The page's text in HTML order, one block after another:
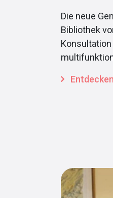
Die neue
Bibliothek